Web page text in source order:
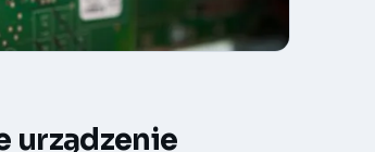
urządzenie